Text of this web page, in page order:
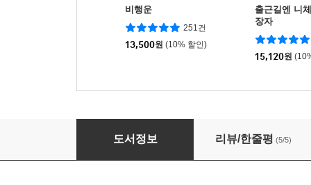
비행운
251건
13,500원 (10% 할인)
출근길엔 니
장자
15,120원
도서정보 리뷰/한줄평 (5/5)